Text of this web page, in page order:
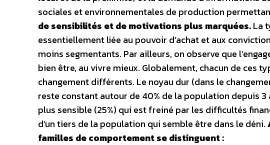
sociales et environnementales de production
de sensibilités et de motivations plus marquées.La
essentiellement liée au pouvoir d’achat et aux
moins segmentants. Par ailleurs, on observe que
bien être, au vivre mieux. Globalement, chacun de ces
changement différents. Le noyau dur (dans le
reste constant autour de 40% de la population depuis 3
plus sensible (25%) qui est freiné par les difficultés
d’un tiers de la population qui semble être dans le déni.
familles de comportement se distinguent :